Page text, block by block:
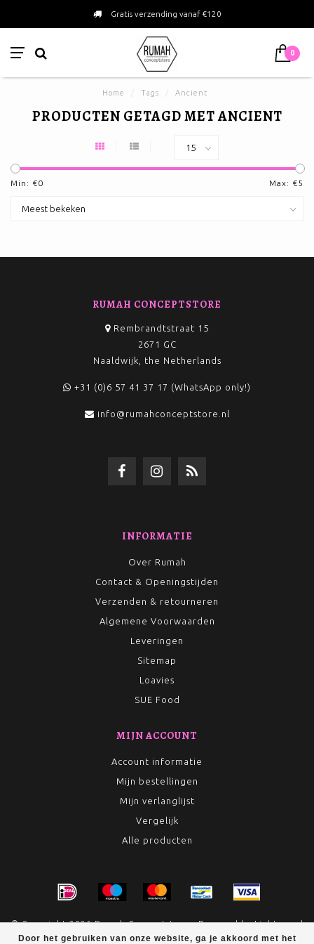
Gratis verzending vanaf €120
0
Home Tags Ancient
PRODUCTEN GETAGD MET ANCIENT
Min: €0 Max: €5
Door het gebruiken van onze website, ga je akkoord met het
RUMAH CONCEPTSTORE
Rembrandtstraat 15
2671 GC
Naaldwijk, the Netherlands
+31 (0)6 57 41 37 17 (WhatsApp only!)
info@rumahconceptstore.nl
INFORMATIE
Over Rumah
Contact & Openingstijden
Verzenden & retourneren
Algemene Voorwaarden
Leveringen
Sitemap
Loavies
SUE Food
MIJN ACCOUNT
Account informatie
Mijn bestellingen
Mijn verlanglijst
Vergelijk
Alle producten
© Copyright 2026 Rumah Conceptstore - Powered byLightspeed
- Theme by Dyvelopment